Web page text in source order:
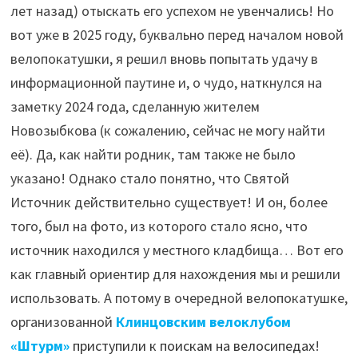
лет назад) отыскать его успехом не увенчались! Но
вот уже в 2025 году, буквально перед началом новой
велопокатушки, я решил вновь попытать удачу в
информационной паутине и, о чудо, наткнулся на
заметку 2024 года, сделанную жителем
Новозыбкова (к сожалению, сейчас не могу найти
её). Да, как найти родник, там также не было
указано! Однако стало понятно, что Святой
Источник действительно существует! И он, более
того, был на фото, из которого стало ясно, что
источник находился у местного кладбища… Вот его
как главный ориентир для нахождения мы и решили
использовать. А потому в очередной велопокатушке,
организованной Клинцовским велоклубом
«Штурм» приступили к поискам на велосипедах!